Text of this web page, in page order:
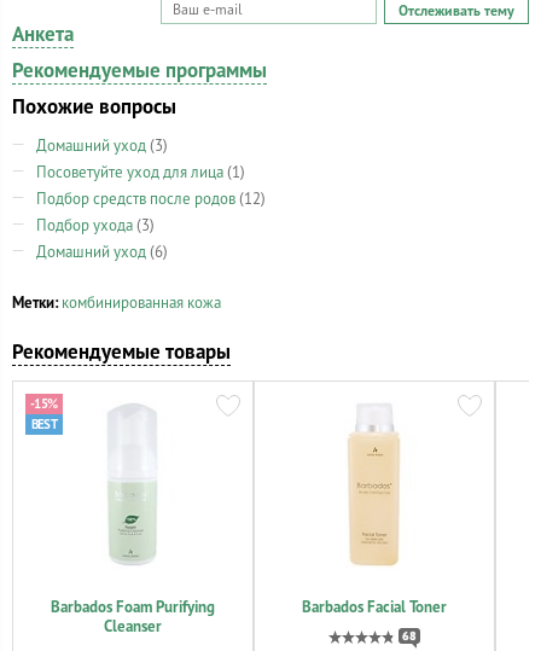
Отслеживать тему
Анкета
Рекомендуемые программы
Похожие вопросы
Домашний уход (3)
Посоветуйте уход для лица (1)
Подбор средств после родов (12)
Подбор ухода (3)
Домашний уход (6)
Метки: комбинированная кожа
Рекомендуемые товары
Barbados Foam Purifying
Cleanser
-15%
Barbados Facial Toner
68